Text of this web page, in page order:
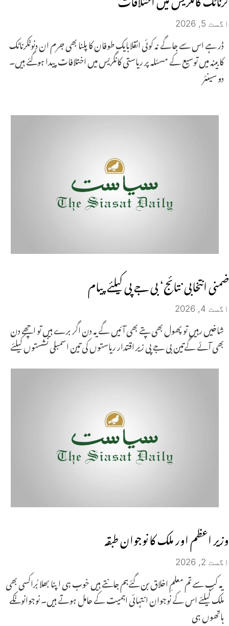
اگست 5, 2026
ڈر ہے اس سے جاگے نہ کوئی انقلابایک طوفان کا پلنا بھی جرم ان دنوںکرناٹک
کابینہ میں توسیع کے مسئلہ پر ریاستی کانگریس میں اختلافات پیدا ہوگئے ہیں۔
دو سینئر
ضمنی انتخابی نتائج‘ بی جے پی کیلئے پیام
اگست 4, 2026
شاخیں رہیں تو پھول بھی پتے بھی آئیں گےیہ دن اگر برے ہیں تو اچھے دن
بھی آئے گےتین بی جے پی زیر اقتدار ریاستوں کی تین اسمبلی نشستوں کیلئے
وزیر اعظم اور ملک کا نوجوان طبقہ
اگست 2, 2026
یہ کب سے تم معلمِ اخلاق بن گئےہم جانتے ہیں خوب ہی اپنا بھلا بُراکسی بھی
ملک کیلئے اس کے نوجوان انتہائی اہمیت کے حامل ہوتے ہیں۔ نوجوانوںکے
ہاتھوں ہی